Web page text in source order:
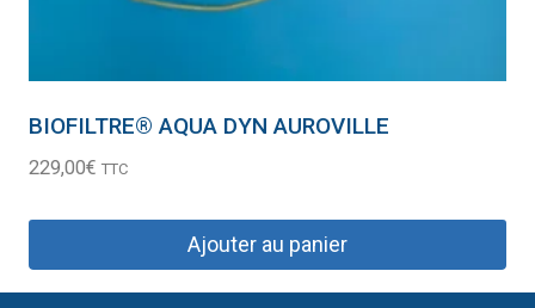
BIOFILTRE® AQUA DYN AUROVILLE
229,00€ TTC
Ajouter au panier